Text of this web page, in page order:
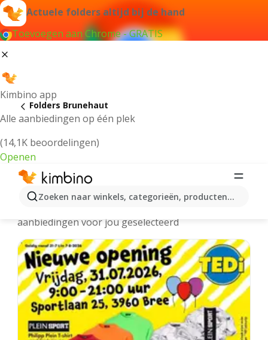
Actuele folders altijd bij de hand
Toevoegen aan Chrome - GRATIS
Kimbino app
Alle aanbiedingen op één plek
(14,1K beoordelingen)
Openen
Zoeken naar winkels, categorieën, producten...
Folders Brunehaut
Brunehaut folders online
aanbiedingen voor jou geselecteerd